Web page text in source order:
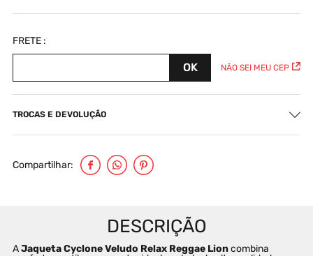
NÃO SEI MEU CEP
TROCAS E DEVOLUÇÃO
Compartilhar
A Jaqueta Cyclone Veludo Relax Reggae Lion combina